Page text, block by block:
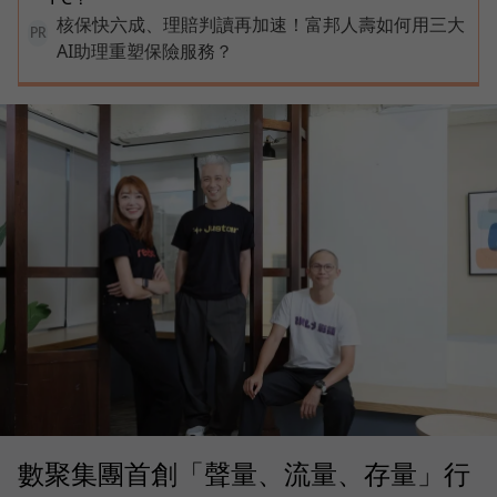
PR
核保快六成、理賠判讀再加速！富邦人壽如何用三大
AI助理重塑保險服務？
數聚集團首創「聲量、流量、存量」行